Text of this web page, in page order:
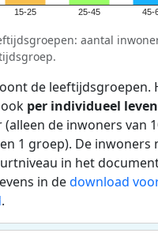
15-25 25-45 45-
aantal
de leeftijdsgroepen.
per individueel
(alleen de inwoners van
1 groep). De inwoners
in het
in dedownload
.